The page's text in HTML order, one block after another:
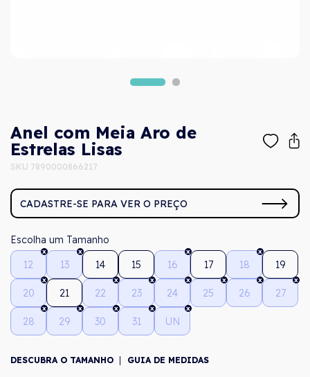
Anel com Meia Aro de
Estrelas Lisas
SKU 7890000866217
CADASTRE-SE PARA VER O PREÇO
Tamanho
12
13 14 15 16 17 18 19
20 21 22 23 24 25 26 27
28 29 30 31 UN
DESCUBRA O TAMANHO GUIA DE MEDIDAS